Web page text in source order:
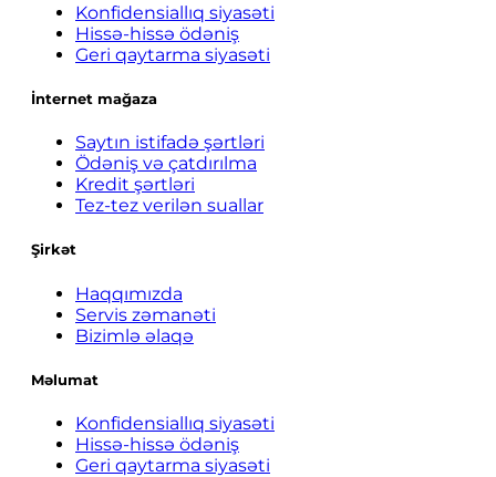
Konfidensiallıq siyasəti
Hissə-hissə ödəniş
Geri qaytarma siyasəti
İnternet mağaza
Saytın istifadə şərtləri
Ödəniş və çatdırılma
Kredit şərtləri
Tez-tez verilən suallar
Şirkət
Haqqımızda
Servis zəmanəti
Bizimlə əlaqə
Məlumat
Konfidensiallıq siyasəti
Hissə-hissə ödəniş
Geri qaytarma siyasəti